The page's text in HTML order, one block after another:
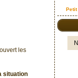
les
situation
Petit